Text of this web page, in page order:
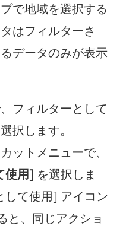
で地域を選択する
はフィルターさ
データのみが表示
フィルターとして
択します。
ットメニューで、
使用] を選択しま
して使用] アイコン
と、同じアクショ